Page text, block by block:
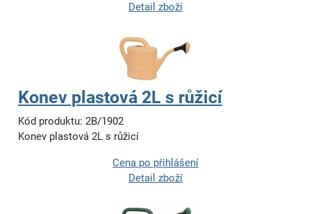
Detail zboží
Konev plastová 2L s růžicí
Kód produktu: 2B/1902
Konev plastová 2L s růžicí
Cena po přihlášení
Detail zboží